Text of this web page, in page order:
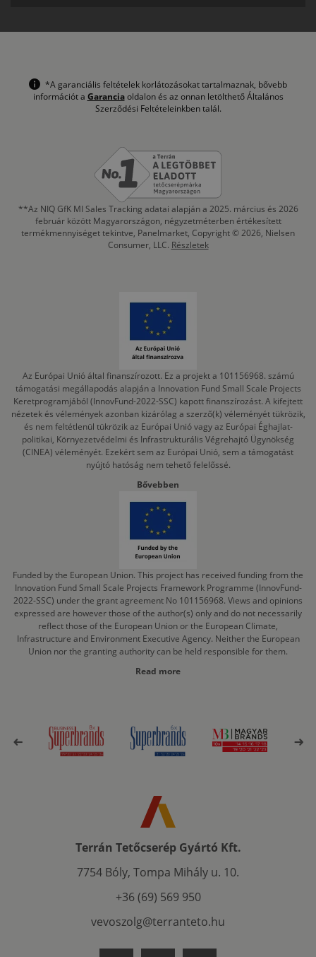
*A garanciális feltételek korlátozásokat tartalmaznak, bővebb
információt a Garanciaoldalon és az onnan letölthető Általános
Szerződési Feltételeinkben talál.
**Az NIQ GfK MI Sales Tracking adatai alapján a 2025. március és 2026
február között Magyarországon, négyzetméterben értékesített
termékmennyiséget tekintve, Panelmarket, Copyright © 2026, Nielsen
Consumer, LLC. Részletek
Az Európai Unió által finanszírozott. Ez a projekt a 101156968. számú
támogatási megállapodás alapján a Innovation Fund Small Scale Projects
Keretprogramjából (InnovFund-2022-SSC) kapott finanszírozást. A kifejtett
nézetek és vélemények azonban kizárólag a szerző(k) véleményét tükrözik,
és nem feltétlenül tükrözik az Európai Unió vagy az Európai Éghajlat-
politikai, Környezetvédelmi és Infrastrukturális Végrehajtó Ügynökség
(CINEA) véleményét. Ezekért sem az Európai Unió, sem a támogatást
nyújtó hatóság nem tehető felelőssé.
Bővebben
Funded by the European Union. This project has received funding from the
Innovation Fund Small Scale Projects Framework Programme (InnovFund-
2022-SSC) under the grant agreement No 101156968. Views and opinions
expressed are however those of the author(s) only and do not necessarily
reflect those of the European Union or the European Climate,
Infrastructure and Environment Executive Agency. Neither the European
Union nor the granting authority can be held responsible for them.
Read more
Terrán Tetőcserép Gyártó Kft.
7754 Bóly, Tompa Mihály u. 10.
+36 (69) 569 950
vevoszolg@terranteto.hu